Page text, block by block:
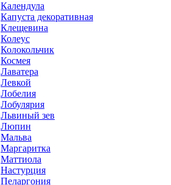
Календула
Капуста декоративная
Клещевина
Колеус
Колокольчик
Космея
Лаватера
Левкой
Лобелия
Лобулярия
Львиный зев
Люпин
Мальва
Маргаритка
Маттиола
Настурция
Пеларгония